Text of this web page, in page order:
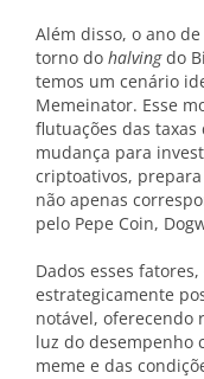
Além disso, o ano
torno do halvingdo
temos um cenário
Memeinator. Esse
flutuações das
mudança para
criptoativos,
não apenas
pelo Pepe Coin,
Dados esses
estrategicamente
notável, oferecendo
luz do desempenho
meme e das